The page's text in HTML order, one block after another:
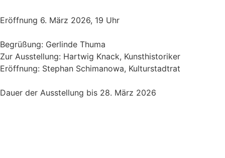
Eröffnung 6. März 2026, 19 Uhr
Begrüßung: Gerlinde Thuma
Zur Ausstellung: Hartwig Knack, Kunsthistoriker
Eröffnung: Stephan Schimanowa, Kulturstadtrat
Dauer der Ausstellung bis 28. März 2026